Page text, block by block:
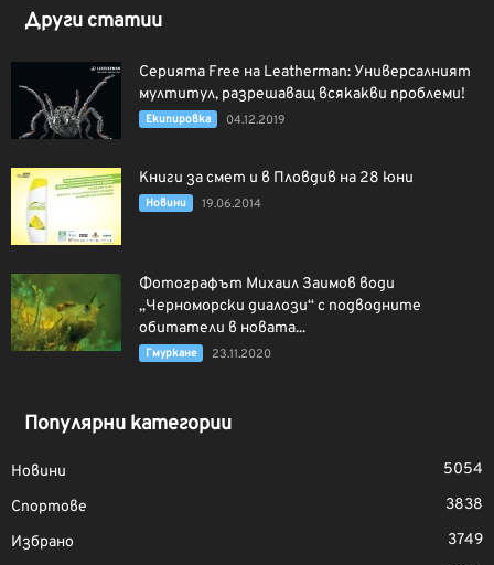
Други статии
Серията Free на Leatherman: Универсалният
мултитул, разрешаващ всякакви проблеми!
Екипировка 04.12.2019
Книги за смет и в Пловдив на 28 юни
Новини 19.06.2014
Фотографът Михаил Заимов води
„Черноморски диалози“ с подводните
обитатели в новата...
Гмуркане 23.11.2020
Популярни категории
Новини
5054
Спортове
3838
Избрано
3749